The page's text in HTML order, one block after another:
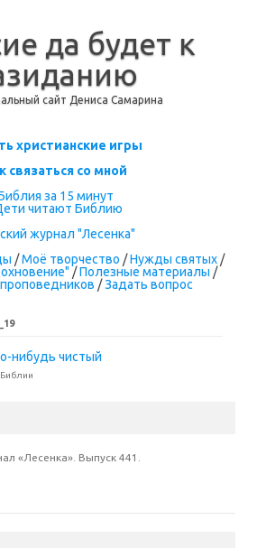
да будет к
сайт Дениса Самарина
к содержимому
христианские игры
связаться со мной
за 15 минут
читают Библию
журнал "Лесенка"
/Моё творчество /Нужды святых /
/Полезные материалы /
/Задать вопрос
нибудь чистый
«Лесенка». Выпуск 441.